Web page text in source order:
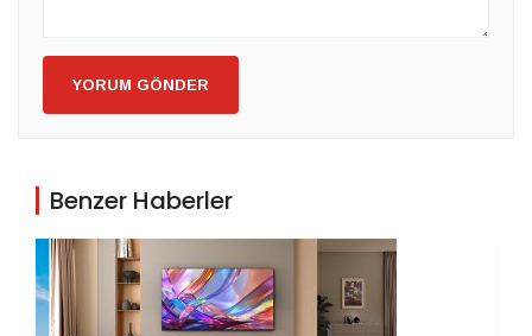
YORUM GÖNDER
Benzer Haberler